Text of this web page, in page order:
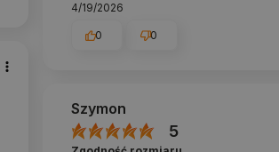
4/19/2026
0 0
Szymon
5